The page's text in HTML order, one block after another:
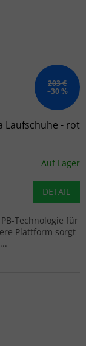
203 €
–30 %
Laufschuhe - rot
Auf Lager
DETAIL
Technologie für
Plattform sorgt